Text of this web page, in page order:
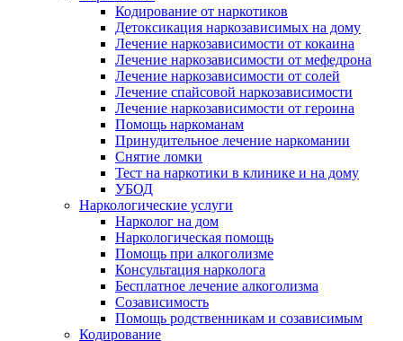
Кодирование от наркотиков
Детоксикация наркозависимых на дому
Лечение наркозависимости от кокаина
Лечение наркозависимости от мефедрона
Лечение наркозависимости от солей
Лечение спайсовой наркозависимости
Лечение наркозависимости от героина
Помощь наркоманам
Принудительное лечение наркомании
Снятие ломки
Тест на наркотики в клинике и на дому
УБОД
Наркологические услуги
Нарколог на дом
Наркологическая помощь
Помощь при алкоголизме
Консультация нарколога
Бесплатное лечение алкоголизма
Созависимость
Помощь родственникам и созависимым
Кодирование